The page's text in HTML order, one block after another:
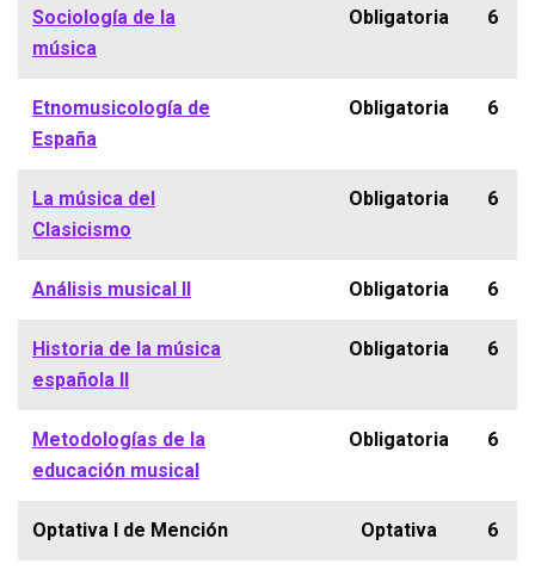
Sociología de la
música
Obligatoria 6
Etnomusicología de
España
Obligatoria 6
La música del
Clasicismo
Obligatoria 6
Análisis musical II Obligatoria 6
Historia de la música
española II
Obligatoria 6
Metodologías de la
educación musical
Obligatoria 6
Optativa I de Mención Optativa 6